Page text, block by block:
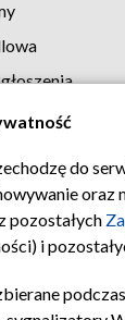
do
oraz
pozostałych
i